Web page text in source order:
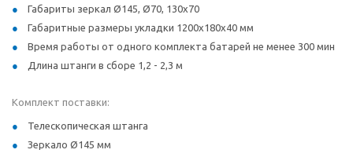
Габариты зеркал Ø145, Ø70, 130х70
Габаритные размеры укладки 1200х180х40 мм
Время работы от одного комплекта батарей не менее 300 мин
Длина штанги в сборе 1,2 - 2,3 м
Комплект поставки:
Телескопическая штанга
Зеркало Ø145 мм